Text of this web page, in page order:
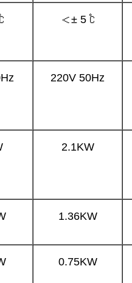
＜± 5 ℃
220V 50Hz
2.1KW
1.36KW
0.75KW